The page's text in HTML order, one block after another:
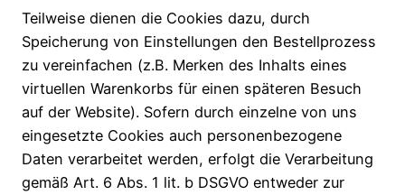
Teilweise dienen die Cookies dazu, durch
Speicherung von Einstellungen den Bestellprozess
zu vereinfachen (z.B. Merken des Inhalts eines
virtuellen Warenkorbs für einen späteren Besuch
auf der Website). Sofern durch einzelne von uns
eingesetzte Cookies auch personenbezogene
Daten verarbeitet werden, erfolgt die Verarbeitung
gemäß Art. 6 Abs. 1 lit. b DSGVO entweder zur